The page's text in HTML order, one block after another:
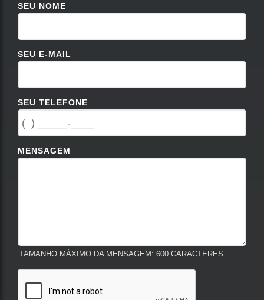
SEU NOME
SEU E-MAIL
SEU TELEFONE
MENSAGEM
TAMANHO MÁXIMO DA MENSAGEM: 600 CARACTERES.